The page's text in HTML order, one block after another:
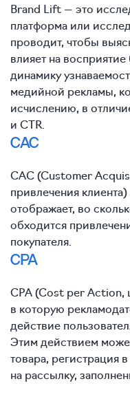
Brand Lift — это
платформа или
проводит, чтобы
влияет на
динамику
медийной рекламы,
исчислению, в
и CTR.
CAC
CAC (Customer
привлечения
отображает, во
обходится
покупателя.
CPA
CPA (Cost per Action,
в которую
действие
Этим действием
товара, регистрация
на рассылку,